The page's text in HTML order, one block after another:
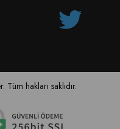
hakları saklıdır.